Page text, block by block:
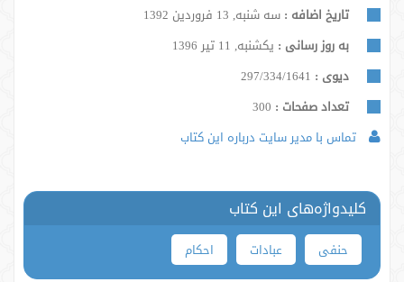
تاریخ اضافه : سه شنبه, 13 فروردین 1392
به روز رسانی : یکشنبه, 11 تیر 1396
دیوی : 297/334/1641
تعداد صفحات :
تماس با مدیر سایت درباره این کتاب
کلیدواژه‌های این کتاب
حنفی عبادات احکام